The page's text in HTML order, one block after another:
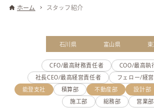
ホーム スタッフ紹介
石川県 富山県 東
CFO/最高財務責任者 COO/最高執
社長CEO/最高経営責任者 フェロー/経
能登支社 積算部 不動産部 設計部
施工部 総務部 営業部